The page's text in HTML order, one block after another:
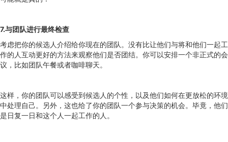
7.与团队进行最终检查
考虑把你的候选人介绍给你现在的团队。没有比让他们与将和他们一起工
作的人互动更好的方法来观察他们是否团结。你可以安排一个非正式的会
议，比如团队午餐或者咖啡聊天。
这样，你的团队可以感受到候选人的个性，以及他们如何在更放松的环境
中处理自己。另外，这也给了你的团队一个参与决策的机会。毕竟，他们
是日复一日和这个人一起工作的人。